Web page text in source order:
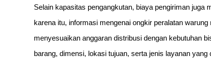
Selain kapasitas pengangkutan, biaya pengiriman juga
karena itu, informasi mengenai ongkir peralatan
menyesuaikan anggaran distribusi dengan kebutuhan
barang, dimensi, lokasi tujuan, serta jenis layanan